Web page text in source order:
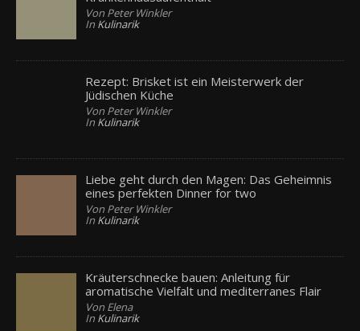
Von Peter Winkler
In Kulinarik
Rezept: Brisket ist ein Meisterwerk der
Jüdischen Küche
Von Peter Winkler
In Kulinarik
Liebe geht durch den Magen: Das Geheimnis
eines perfekten Dinner for two
Von Peter Winkler
In Kulinarik
Kräuterschnecke bauen: Anleitung für
aromatische Vielfalt und mediterranes Flair
Von Elena
In Kulinarik